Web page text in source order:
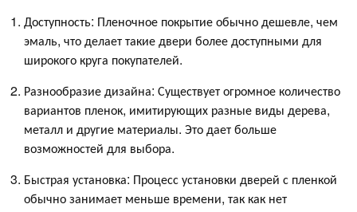
Доступность: Пленочное покрытие обычно дешевле, чем
эмаль, что делает такие двери более доступными для
широкого круга покупателей.
Разнообразие дизайна: Существует огромное количество
вариантов пленок, имитирующих разные виды дерева,
металл и другие материалы. Это дает больше
возможностей для выбора.
Быстрая установка: Процесс установки дверей с пленкой
обычно занимает меньше времени, так как нет